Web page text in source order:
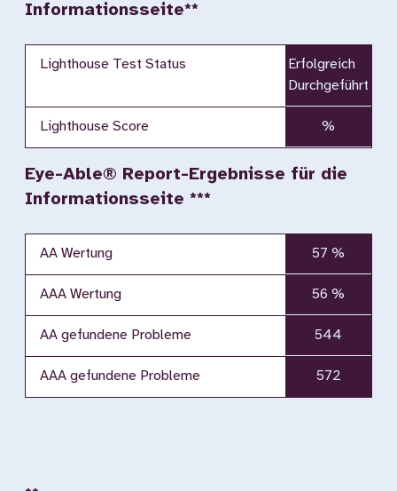
Informationsseite**
Lighthouse Test Status
Erfolgreich
Durchgeführt
Lighthouse Score %
Eye-Able® Report-Ergebnisse für die
Informationsseite ***
AA Wertung 57 %
AAA Wertung 56 %
AA gefundene Probleme 544
AAA gefundene Probleme 572